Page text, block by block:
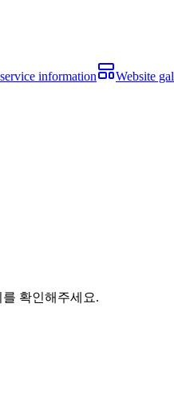
information Website
확인해주세요.